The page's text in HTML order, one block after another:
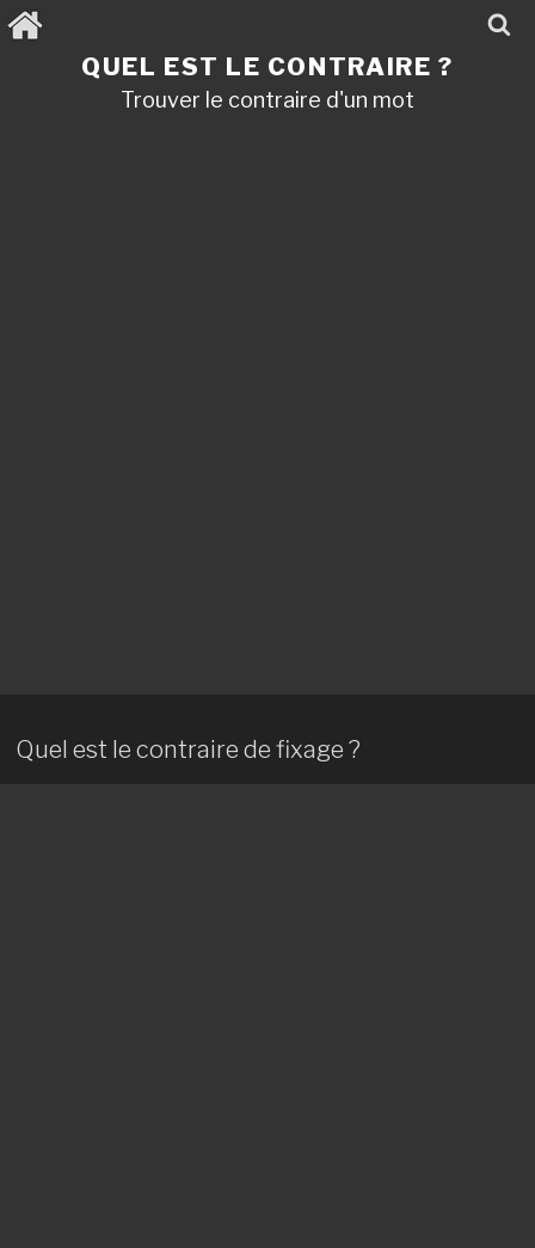
Aller
au
QUEL EST LE CONTRAIRE ?
Trouver le contraire d'un mot
Quel est le contraire de fixage ?